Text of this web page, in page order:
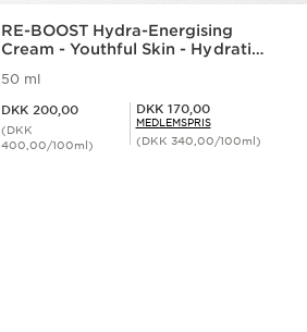
RE-BOOST Hydra-Energising
Cream - Youthful Skin - Hydration
50 ml
DKK 200,00
(DKK
400,00/100ml)
Medlemspris DKK 170,00
DKK 170,00
MEDLEMSPRIS
(DKK 340,00/100ml)